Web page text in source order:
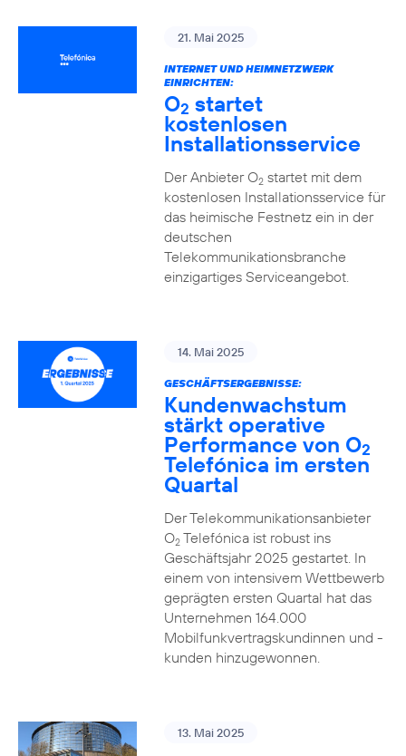
21. Mai 2025
INTERNET UND HEIMNETZWERK
EINRICHTEN:
O2 startet
kostenlosen
Installationsservice
Der Anbieter O2startet mit dem
kostenlosen Installationsservice für
das heimische Festnetz ein in der
deutschen
Telekommunikationsbranche
einzigartiges Serviceangebot.
14. Mai 2025
GESCHÄFTSERGEBNISSE:
Kundenwachstum
stärkt operative
Performance von O2
Telefónica im ersten
Quartal
Der Telekommunikationsanbieter
O2Telefónica ist robust ins
Geschäftsjahr 2025 gestartet. In
einem von intensivem Wettbewerb
geprägten ersten Quartal hat das
Unternehmen 164.000
Mobilfunkvertragskundinnen und -
kunden hinzugewonnen.
13. Mai 2025